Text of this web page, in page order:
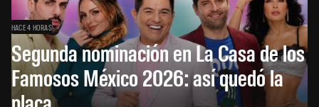
HACE 4 HORAS
Segunda nominación en La Casa de los
Famosos México 2026: así quedó la